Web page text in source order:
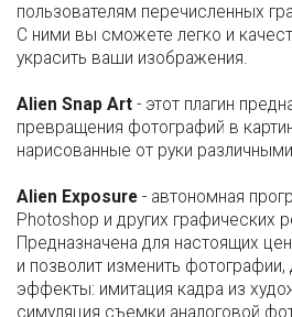
пользователям перечисленных
С ними вы сможете легко и
украсить ваши изображения.
Alien Snap Art - этот плагин
превращения фотографий в
нарисованные от руки
Alien Exposure - автономная
Photoshop и других графических
Предназначена для настоящих
и позволит изменить
эффекты: имитация кадра из
симуляция съемки аналоговой